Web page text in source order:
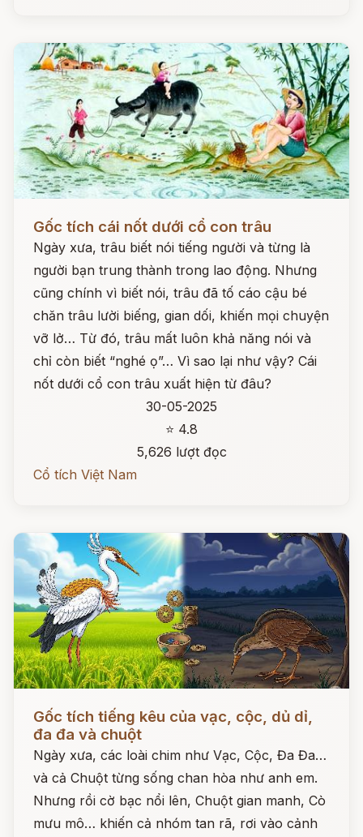
Đọc ngay
Gốc tích cái nốt dưới cổ con trâu
Ngày xưa, trâu biết nói tiếng người và từng là
người bạn trung thành trong lao động. Nhưng
cũng chính vì biết nói, trâu đã tố cáo cậu bé
chăn trâu lười biếng, gian dối, khiến mọi chuyện
vỡ lở… Từ đó, trâu mất luôn khả năng nói và
chỉ còn biết “nghé ọ”… Vì sao lại như vậy? Cái
nốt dưới cổ con trâu xuất hiện từ đâu?
30-05-2025
⭐ 4.8
5,626 lượt đọc
Cổ tích Việt Nam
Đọc ngay
Gốc tích tiếng kêu của vạc, cộc, dủ dỉ,
đa đa và chuột
Ngày xưa, các loài chim như Vạc, Cộc, Đa Đa…
và cả Chuột từng sống chan hòa như anh em.
Nhưng rồi cờ bạc nổi lên, Chuột gian manh, Cò
mưu mô… khiến cả nhóm tan rã, rơi vào cảnh